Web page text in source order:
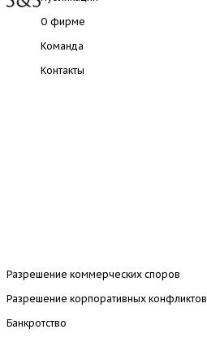
Разрешение коммерческих споров
Разрешение корпоративных конфликтов
Банкротство
О фирме
Команда
Контакты